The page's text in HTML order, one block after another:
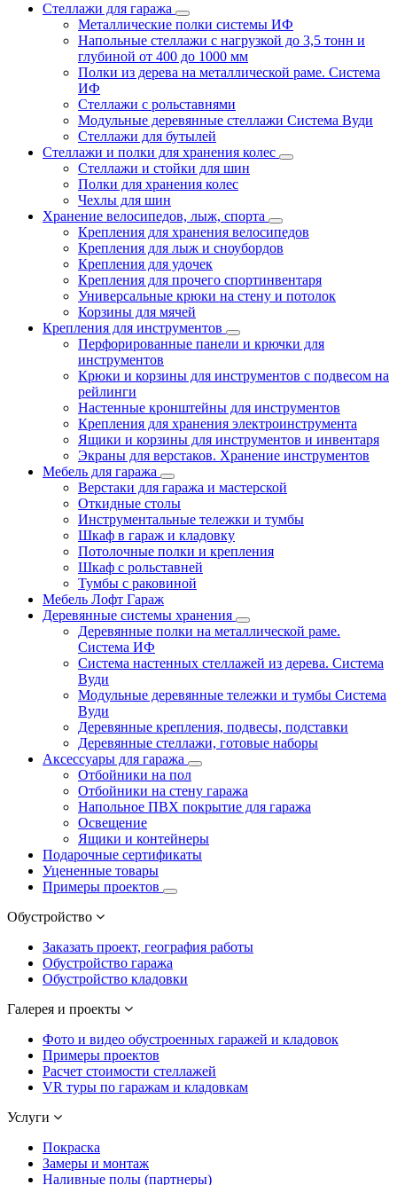
Стеллажи для гаража
Металлические полки системы ИФ
Напольные стеллажи с нагрузкой до 3,5 тонн и
глубиной от 400 до 1000 мм
Полки из дерева на металлической раме. Система
ИФ
Стеллажи с рольставнями
Модульные деревянные стеллажи Система Вуди
Стеллажи для бутылей
Стеллажи и полки для хранения колес
Стеллажи и стойки для шин
Полки для хранения колес
Чехлы для шин
Хранение велосипедов, лыж, спорта
Крепления для хранения велосипедов
Крепления для лыж и сноубордов
Крепления для удочек
Крепления для прочего спортинвентаря
Универсальные крюки на стену и потолок
Корзины для мячей
Крепления для инструментов
Перфорированные панели и крючки для
инструментов
Крюки и корзины для инструментов с подвесом на
рейлинги
Настенные кронштейны для инструментов
Крепления для хранения электроинструмента
Ящики и корзины для инструментов и инвентаря
Экраны для верстаков. Хранение инструментов
Мебель для гаража
Верстаки для гаража и мастерской
Откидные столы
Инструментальные тележки и тумбы
Шкаф в гараж и кладовку
Потолочные полки и крепления
Шкаф с рольставней
Тумбы с раковиной
Мебель Лофт Гараж
Деревянные системы хранения
Деревянные полки на металлической раме.
Система ИФ
Система настенных стеллажей из дерева. Система
Вуди
Модульные деревянные тележки и тумбы Система
Вуди
Деревянные крепления, подвесы, подставки
Деревянные стеллажи, готовые наборы
Аксессуары для гаража
Отбойники на пол
Отбойники на стену гаража
Напольное ПВХ покрытие для гаража
Освещение
Ящики и контейнеры
Подарочные сертификаты
Уцененные товары
Примеры проектов
Обустройство
Заказать проект, география работы
Обустройство гаража
Обустройство кладовки
Галерея и проекты
Фото и видео обустроенных гаражей и кладовок
Примеры проектов
Расчет стоимости стеллажей
VR туры по гаражам и кладовкам
Услуги
Покраска
Замеры и монтаж
Наливные полы (партнеры)